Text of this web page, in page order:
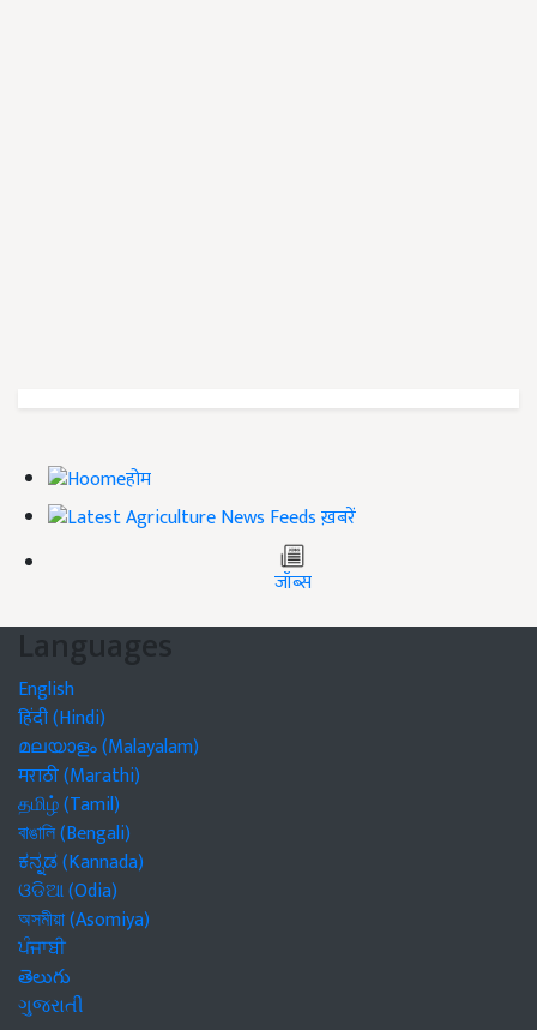
होम
ख़बरें
जॉब्स
Languages
English
हिंदी (Hindi)
മലയാളം (Malayalam)
मराठी (Marathi)
தமிழ் (Tamil)
বাঙালি (Bengali)
ಕನ್ನಡ (Kannada)
ଓଡିଆ (Odia)
অসমীয়া (Asomiya)
ਪੰਜਾਬੀ
తెలుగు
ગુજરાતી